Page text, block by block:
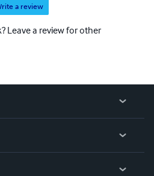
a review
Leave a review for other